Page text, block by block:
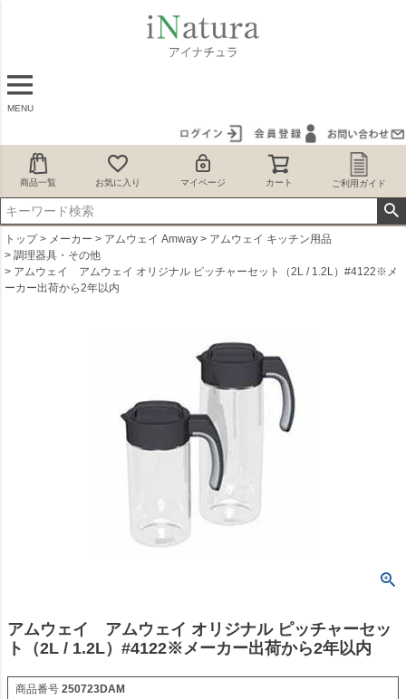
MENU
商品一覧 お気に入り マイページ カート ご利用ガイド
トップ メーカー アムウェイ Amway
アムウェイ キッチン用品
調理器具・その他
アムウェイ アムウェイ オリジナル ピッチャーセット（2L / 1.2L）#4122※メ
ーカー出荷から2年以内
アムウェイ アムウェイ オリジナル ピッチャーセッ
ト（2L / 1.2L）#4122※メーカー出荷から2年以内
商品番号 250723DAM